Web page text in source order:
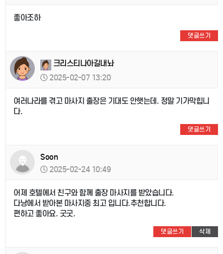
좋아조하
댓글쓰기
크리스티나아길내놔
2025-02-07 13:20
여러나라를 겪고 마사지 출장은 기대도 안햇는데. 정말 기가막힙니
다.
댓글쓰기
Soon
2025-02-24 10:49
어제 호텔에서 친구와 함께 출장 마사지를 받았습니다.
다낭에서 받아본 마사지중 최고 입니다.추천합니다.
편하고 좋아요. 굿굿.
댓글쓰기 삭제